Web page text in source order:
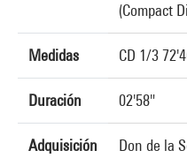
(Compact
Medidas CD 1/3
Duración 02'58"
Adquisición
Don de la